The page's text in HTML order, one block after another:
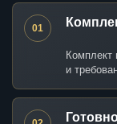
01
Комплект
и